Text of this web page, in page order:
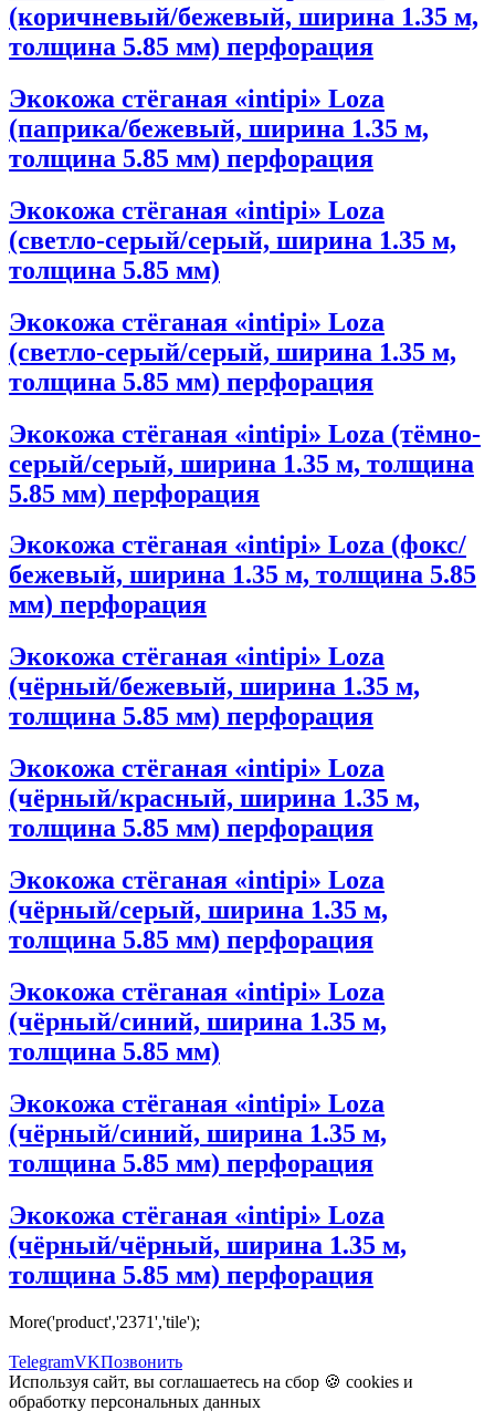
(коричневый/бежевый, ширина 1.35 м,
толщина 5.85 мм) перфорация
Экокожа стёганая «intipi» Loza
(паприка/бежевый, ширина 1.35 м,
толщина 5.85 мм) перфорация
Экокожа стёганая «intipi» Loza
(светло-серый/серый, ширина 1.35 м,
толщина 5.85 мм)
Экокожа стёганая «intipi» Loza
(светло-серый/серый, ширина 1.35 м,
толщина 5.85 мм) перфорация
Экокожа стёганая «intipi» Loza (тёмно-
серый/серый, ширина 1.35 м, толщина
5.85 мм) перфорация
Экокожа стёганая «intipi» Loza (фокс/
бежевый, ширина 1.35 м, толщина 5.85
мм) перфорация
Экокожа стёганая «intipi» Loza
(чёрный/бежевый, ширина 1.35 м,
толщина 5.85 мм) перфорация
Экокожа стёганая «intipi» Loza
(чёрный/красный, ширина 1.35 м,
толщина 5.85 мм) перфорация
Экокожа стёганая «intipi» Loza
(чёрный/серый, ширина 1.35 м,
толщина 5.85 мм) перфорация
Экокожа стёганая «intipi» Loza
(чёрный/синий, ширина 1.35 м,
толщина 5.85 мм)
Экокожа стёганая «intipi» Loza
(чёрный/синий, ширина 1.35 м,
толщина 5.85 мм) перфорация
Экокожа стёганая «intipi» Loza
(чёрный/чёрный, ширина 1.35 м,
толщина 5.85 мм) перфорация
More('product','2371','tile');
TelegramVKПозвонить
Используя сайт, вы соглашаетесь на сбор 🍪 cookies и
обработку персональных данных